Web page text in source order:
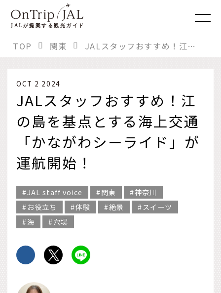
JALが提案する観光ガイド
TOP 関東 JALスタッフおすすめ！江の島を基点とする海上交通「かながわシーライド」が運航開始！
OCT 2 2024
JALスタッフおすすめ！江
の島を基点とする海上交通
「かながわシーライド」が
運航開始！
JAL staff voice 関東
神奈川
お役立ち
体験 絶景
スイーツ
海
穴場